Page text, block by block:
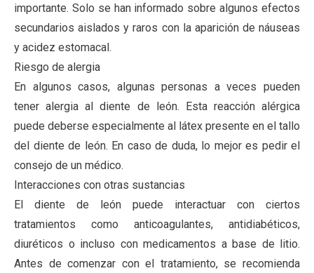
importante. Solo se han informado sobre algunos efectos
secundarios aislados y raros con la aparición de náuseas
y acidez estomacal.
Riesgo de alergia
En algunos casos, algunas personas a veces pueden
tener alergia al diente de león. Esta reacción alérgica
puede deberse especialmente al látex presente en el tallo
del diente de león. En caso de duda, lo mejor es pedir el
consejo de un médico.
Interacciones con otras sustancias
El diente de león puede interactuar con ciertos
tratamientos como anticoagulantes, antidiabéticos,
diuréticos o incluso con medicamentos a base de litio.
Antes de comenzar con el tratamiento, se recomienda